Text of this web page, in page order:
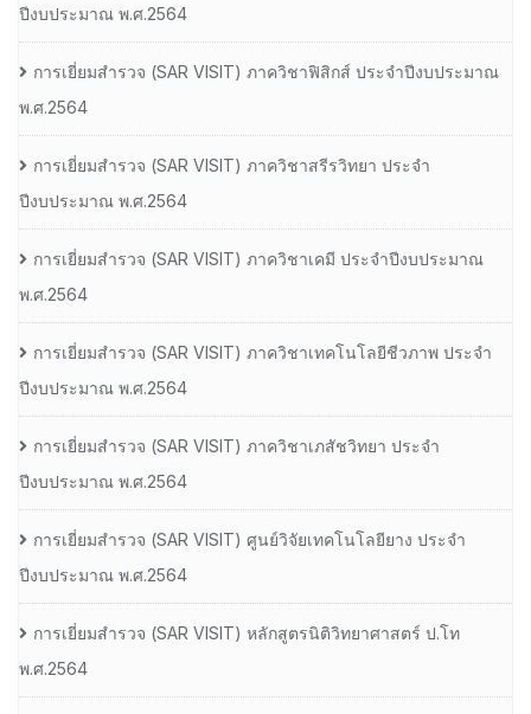
ปีงบประมาณ พ.ศ.2564
การเยี่ยมสํารวจ (SAR VISIT) ภาควิชาฟิสิกส์ ประจําปีงบประมาณ
พ.ศ.2564
การเยี่ยมสํารวจ (SAR VISIT) ภาควิชาสรีรวิทยา ประจํา
ปีงบประมาณ พ.ศ.2564
การเยี่ยมสํารวจ (SAR VISIT) ภาควิชาเคมี ประจําปีงบประมาณ
พ.ศ.2564
การเยี่ยมสํารวจ (SAR VISIT) ภาควิชาเทคโนโลยีชีวภาพ ประจํา
ปีงบประมาณ พ.ศ.2564
การเยี่ยมสํารวจ (SAR VISIT) ภาควิชาเภสัชวิทยา ประจํา
ปีงบประมาณ พ.ศ.2564
การเยี่ยมสํารวจ (SAR VISIT) ศูนย์วิจัยเทคโนโลยียาง ประจํา
ปีงบประมาณ พ.ศ.2564
การเยี่ยมสํารวจ (SAR VISIT) หลักสูตรนิติวิทยาศาสตร์ ป.โท
พ.ศ.2564